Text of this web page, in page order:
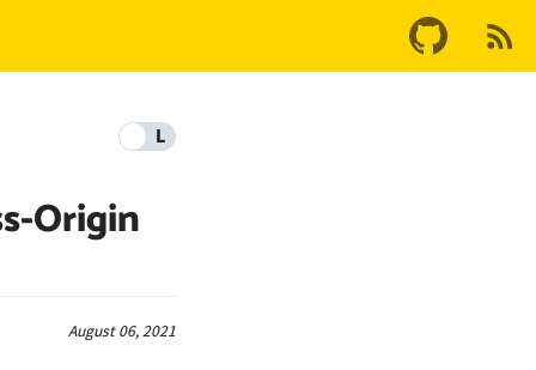
L
Origin
August 06, 2021